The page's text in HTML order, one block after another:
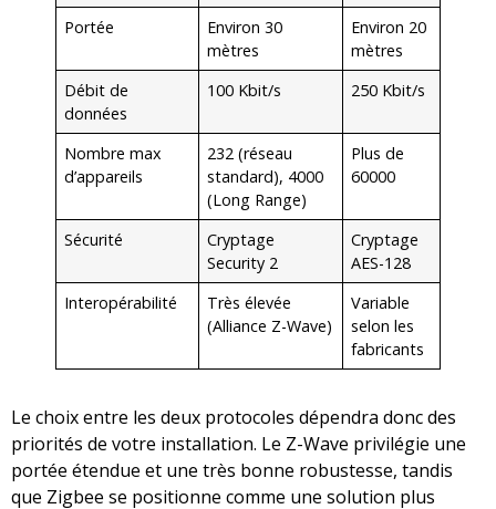
Portée
Environ 30
mètres
Environ 20
mètres
Débit de
données
100 Kbit/s 250 Kbit/s
Nombre max
d’appareils
232 (réseau
standard), 4000
(Long Range)
Plus de
60000
Sécurité
Cryptage
Security 2
Cryptage
AES-128
Interopérabilité
Très élevée
(Alliance Z-Wave)
Variable
selon les
fabricants
Le choix entre les deux protocoles dépendra donc des
priorités de votre installation. Le Z-Wave privilégie une
portée étendue et une très bonne robustesse, tandis
que Zigbee se positionne comme une solution plus